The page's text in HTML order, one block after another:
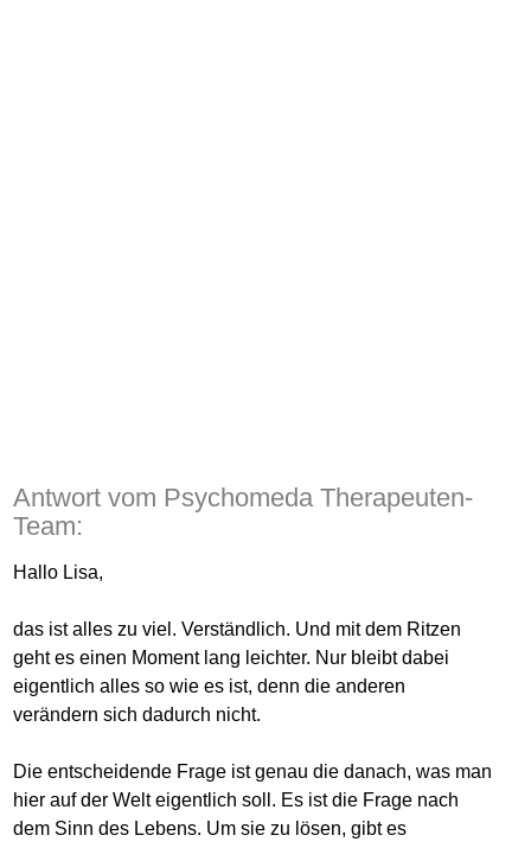
Antwort vom Psychomeda Therapeuten-
Team:
Hallo Lisa,
das ist alles zu viel. Verständlich. Und mit dem Ritzen
geht es einen Moment lang leichter. Nur bleibt dabei
eigentlich alles so wie es ist, denn die anderen
verändern sich dadurch nicht.
Die entscheidende Frage ist genau die danach, was man
hier auf der Welt eigentlich soll. Es ist die Frage nach
dem Sinn des Lebens. Um sie zu lösen, gibt es